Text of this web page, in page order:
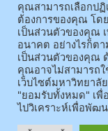
(อ.นามน)13 หมู่ 14 ต.สงเ
(อ.เมือง)62/1 ถ.เกษตรสมบู
คุณสามารถเลือกปฏิ
ต้องการของคุณ โด
เป็นส่วนตัวของคุณ
อนาคต อย่างไรก็ต
เป็นส่วนตัวของคุณ
คุณอาจไม่สามารถ
เว็บไซต์มหาวิทยา
"ยอมรับทั้งหมด" เพื่
ไปวิเคราะห์เพื่อพัฒ